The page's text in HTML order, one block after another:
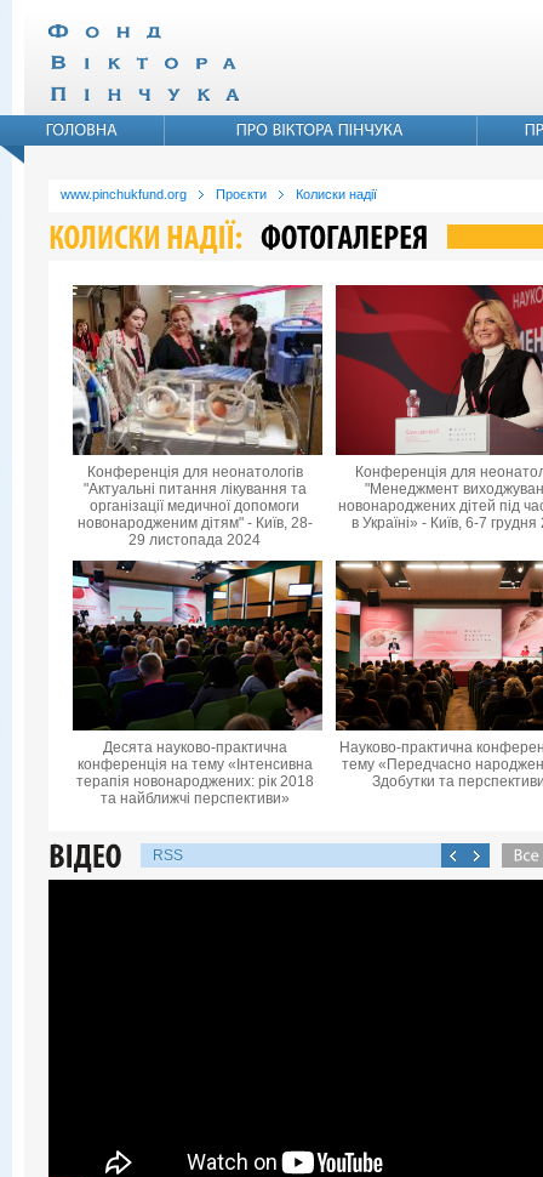
www.pinchukfund.org Проєкти Колиски надії
Конференція для неонатологів
"Актуальні питання лікування та
організації медичної допомоги
новонародженим дітям" - Київ, 28-
29 листопада 2024
Конференція для
"Менеджмент
новонароджених дітей під
в Україні» - Київ, 6-7
Десята науково-практична
конференцiя на тему «Інтенсивна
терапія новонароджених: рік 2018
та найближчі перспективи»
Науково-практична
тему «Передчасно
Здобутки та
RSS